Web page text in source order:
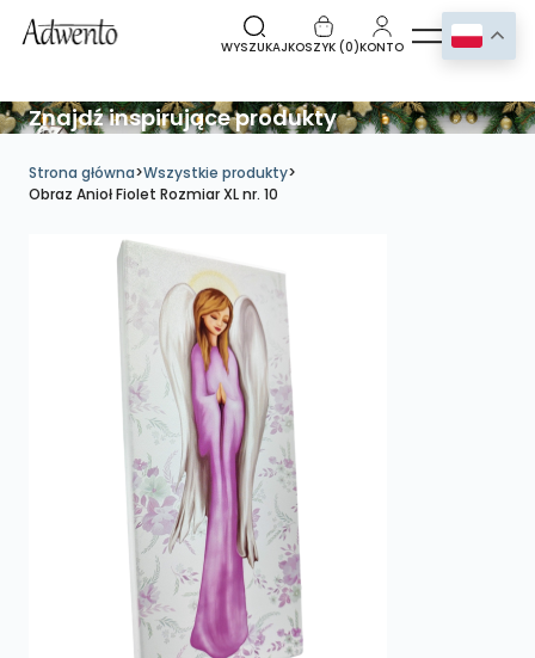
WYSZUKAJKOSZYK (0)KONTO
Znajdź inspirujące produkty
Strona główna>Wszystkie produkty>
Obraz Anioł Fiolet Rozmiar XL nr. 10